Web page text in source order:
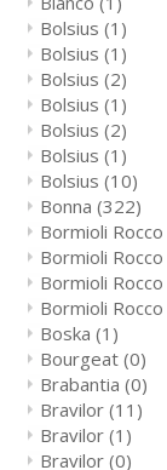
Bolsius (1)
Bolsius (1)
Bolsius (2)
Bolsius (1)
Bolsius (2)
Bolsius (1)
Bolsius (10)
Bonna (322)
Bormioli Rocco
Bormioli Rocco
Bormioli Rocco
Bormioli Rocco
Boska (1)
Bourgeat (0)
Brabantia (0)
Bravilor (11)
Bravilor (1)
Bravilor (0)